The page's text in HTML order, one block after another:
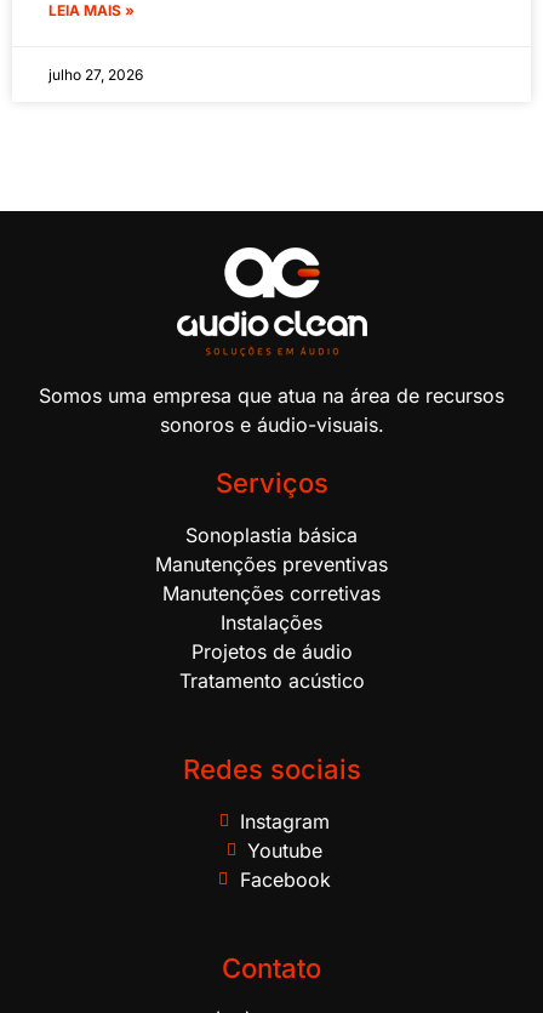
LEIA MAIS »
julho 27, 2026
Somos uma empresa que atua na área de recursos
sonoros e áudio-visuais.
Serviços
Sonoplastia básica
Manutenções preventivas
Manutenções corretivas
Instalações
Projetos de áudio
Tratamento acústico
Redes sociais
Instagram
Youtube
Facebook
Contato